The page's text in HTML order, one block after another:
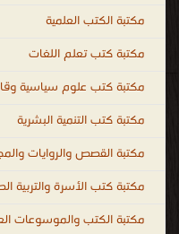
مكتبة الكتب العلمية
مكتبة كتب تعلم اللغات
مكتبة كتب علوم سياسية
مكتبة كتب التنمية البشرية
مكتبة القصص والروايات
مكتبة كتب الأسرة والتربية
مكتبة الكتب والموسوعات